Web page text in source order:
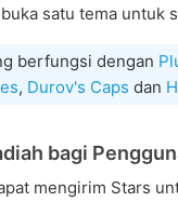
satu tema untuk
berfungsi dengan
, Durov's Caps dan
bagi
mengirim Stars